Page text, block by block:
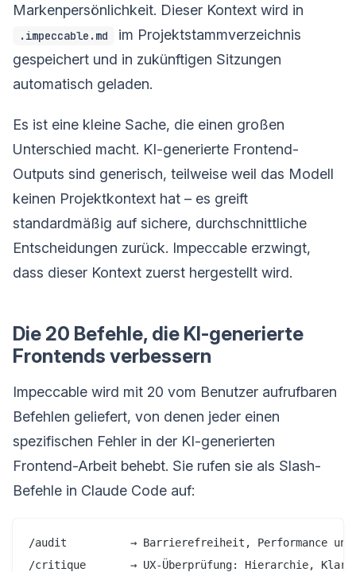
Markenpersönlichkeit. Dieser Kontext wird in
.impeccable.md
im Projektstammverzeichnis
gespeichert und in zukünftigen Sitzungen
automatisch geladen.
Es ist eine kleine Sache, die einen großen
Unterschied macht. KI-generierte Frontend-
Outputs sind generisch, teilweise weil das Modell
keinen Projektkontext hat – es greift
standardmäßig auf sichere, durchschnittliche
Entscheidungen zurück. Impeccable erzwingt,
dass dieser Kontext zuerst hergestellt wird.
Die 20 Befehle, die KI-generierte
Frontends verbessern
Impeccable wird mit 20 vom Benutzer aufrufbaren
Befehlen geliefert, von denen jeder einen
spezifischen Fehler in der KI-generierten
Frontend-Arbeit behebt. Sie rufen sie als Slash-
Befehle in Claude Code auf:
/audit          → Barrierefreiheit, Performance und
/critique       → UX-Überprüfung: Hierarchie,